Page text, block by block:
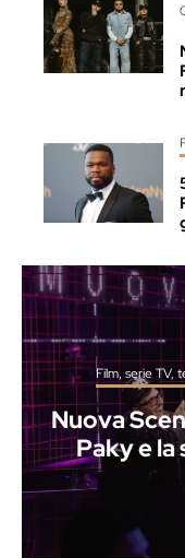
Film, serie TV,
Nuova
Paky e